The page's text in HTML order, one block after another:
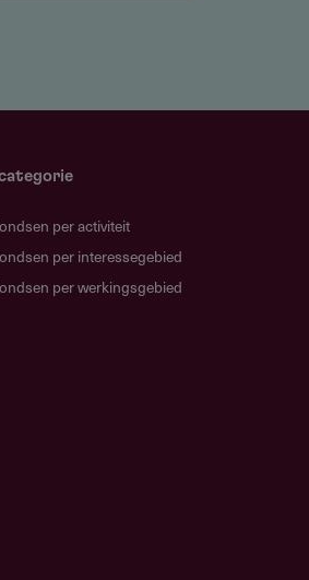
per activiteit
per interessegebied
per werkingsgebied